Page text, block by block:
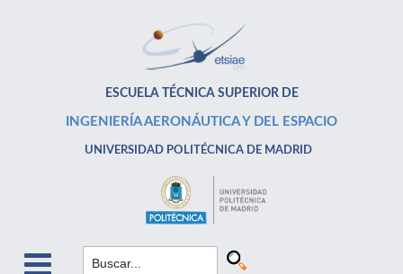
ESCUELA TÉCNICA SUPERIOR DE
INGENIERÍA AERONÁUTICA Y DEL ESPACIO
UNIVERSIDAD POLITÉCNICA DE MADRID